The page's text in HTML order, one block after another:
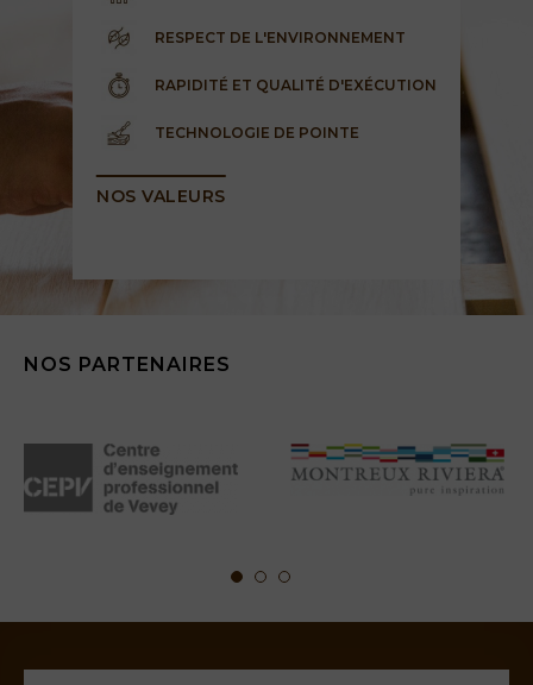
RESPECT DE L'ENVIRONNEMENT
RAPIDITÉ ET QUALITÉ D'EXÉCUTION
TECHNOLOGIE DE POINTE
NOS VALEURS
NOS PARTENAIRES